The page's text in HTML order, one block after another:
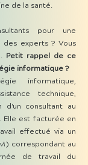
de la santé.
pour une
experts ? Vous
Petit rappel de ce
informatique ?
informatique,
technique,
d'un consultant au
Elle est facturée en
effectué via un
correspondant au
de travail du